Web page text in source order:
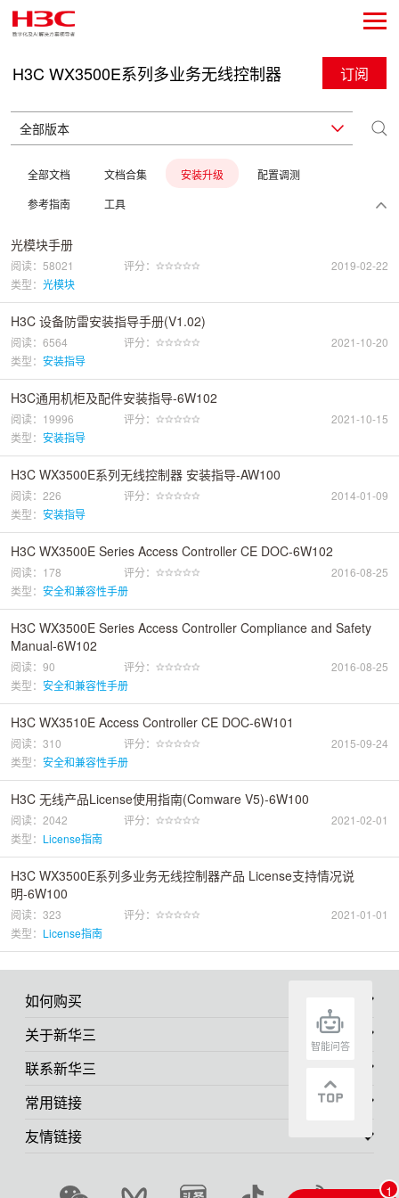
H3C WX3500E系列多业务无线控制器 订阅
全部文档 文档合集 安装升级
配置调测
参考指南
工具
光模块手册
阅读：58021 评分：
2019-02-22
类型： 光模块
H3C 设备防雷安装指导手册(V1.02)
阅读：6564 评分：
2021-10-20
类型： 安装指导
H3C通用机柜及配件安装指导-6W102
阅读：19996 评分：
2021-10-15
类型： 安装指导
H3C WX3500E系列无线控制器 安装指导-AW100
阅读：226 评分：
2014-01-09
类型： 安装指导
H3C WX3500E Series Access Controller CE DOC-6W102
阅读：178 评分：
2016-08-25
类型： 安全和兼容性手册
H3C WX3500E Series Access Controller Compliance and Safety
Manual-6W102
阅读：90 评分：
2016-08-25
类型： 安全和兼容性手册
H3C WX3510E Access Controller CE DOC-6W101
阅读：310 评分：
2015-09-24
类型： 安全和兼容性手册
H3C 无线产品License使用指南(Comware V5)-6W100
阅读：2042 评分：
2021-02-01
类型： License指南
H3C WX3500E系列多业务无线控制器产品 License支持情况说
明-6W100
阅读：323 评分：
2021-01-01
类型： License指南
如何购买
关于新华三
联系新华三
常用链接
友情链接
智能问答